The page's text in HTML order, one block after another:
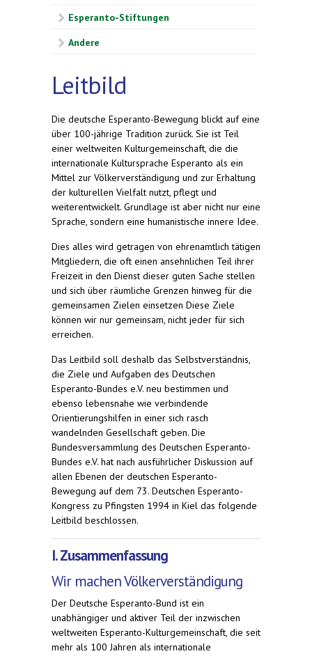
Esperanto-Stiftungen
Andere
Leitbild
Die deutsche Esperanto-Bewegung blickt auf eine
über 100-jährige Tradition zurück. Sie ist Teil
einer weltweiten Kulturgemeinschaft, die die
internationale Kultursprache Esperanto als ein
Mittel zur Völkerverständigung und zur Erhaltung
der kulturellen Vielfalt nutzt, pflegt und
weiterentwickelt. Grundlage ist aber nicht nur eine
Sprache, sondern eine humanistische innere Idee.
Dies alles wird getragen von ehrenamtlich tätigen
Mitgliedern, die oft einen ansehnlichen Teil ihrer
Freizeit in den Dienst dieser guten Sache stellen
und sich über räumliche Grenzen hinweg für die
gemeinsamen Zielen einsetzen Diese Ziele
können wir nur gemeinsam, nicht jeder für sich
erreichen.
Das Leitbild soll deshalb das Selbstverständnis,
die Ziele und Aufgaben des Deutschen
Esperanto-Bundes e.V. neu bestimmen und
ebenso lebensnahe wie verbindende
Orientierungshilfen in einer sich rasch
wandelnden Gesellschaft geben. Die
Bundesversammlung des Deutschen Esperanto-
Bundes e.V. hat nach ausführlicher Diskussion auf
allen Ebenen der deutschen Esperanto-
Bewegung auf dem 73. Deutschen Esperanto-
Kongress zu Pfingsten 1994 in Kiel das folgende
Leitbild beschlossen.
I. Zusammenfassung
Wir machen Völkerverständigung
Der Deutsche Esperanto-Bund ist ein
unabhängiger und aktiver Teil der inzwischen
weltweiten Esperanto-Kulturgemeinschaft, die seit
mehr als 100 Jahren als internationale